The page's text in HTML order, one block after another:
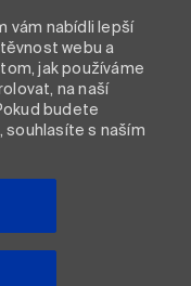
vám nabídli lepší
webu a
jak používáme
na naší
budete
souhlasíte s naším